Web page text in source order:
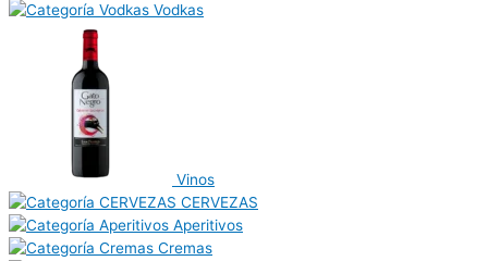
Vodkas
Vinos
CERVEZAS
Aperitivos
Cremas